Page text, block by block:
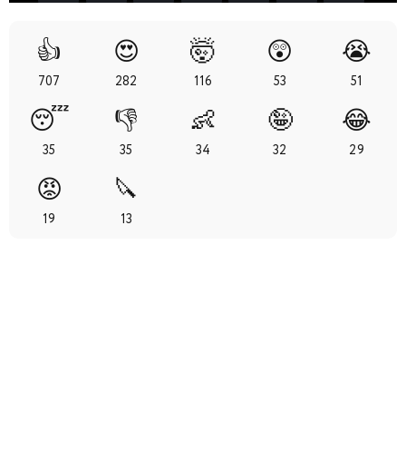
31 34
35 38 41
42 45 47 48
49
👍
707
😍
282
🤯
116
😲
53
😭
51
😴
35
👎
35
👶
34
🤪
32
😂
29
😡
19
🔪
13